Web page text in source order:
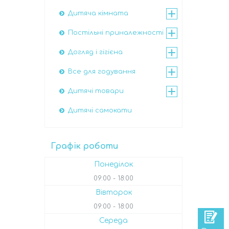
Дитяча кімната
Постільні приналежності
Догляд і гігієна
Все для годування
Дитячі товари
Дитячі самокати
Графік роботи
Понеділок
09:00 18:00
Вівторок
09:00 18:00
Середа